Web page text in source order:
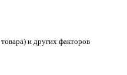
и других факторов